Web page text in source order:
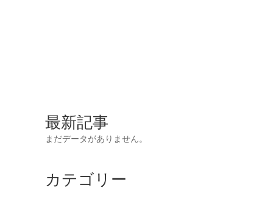
最新記事
まだデータがありません。
カテゴリー